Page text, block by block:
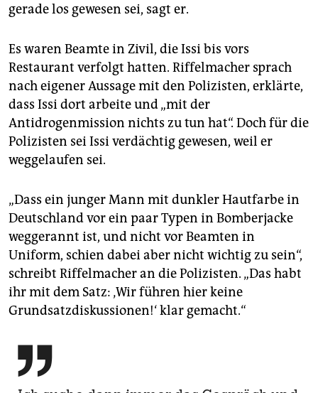
gerade los gewesen sei, sagt er.
Es waren Beamte in Zivil, die Issi bis vors
Restaurant verfolgt hatten. Riffelmacher sprach
nach eigener Aussage mit den Polizisten, erklärte,
dass Issi dort arbeite und „mit der
Antidrogenmission nichts zu tun hat“. Doch für die
Polizisten sei Issi verdächtig gewesen, weil er
weggelaufen sei.
„Dass ein junger Mann mit dunkler Hautfarbe in
Deutschland vor ein paar Typen in Bomberjacke
weggerannt ist, und nicht vor Beamten in
Uniform, schien dabei aber nicht wichtig zu sein“,
schreibt Riffelmacher an die Polizisten. „Das habt
ihr mit dem Satz: ‚Wir führen hier keine
Grundsatzdiskussionen!‘ klar gemacht.“
